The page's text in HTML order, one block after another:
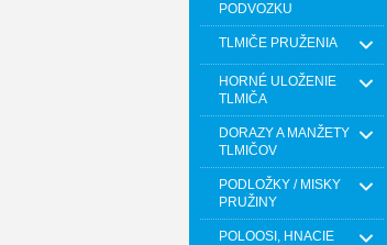
PODVOZKU
TLMIČE PRUŽENIA
HORNÉ ULOŽENIE
TLMIČA
DORAZY A MANŽETY
TLMIČOV
PODLOŽKY / MISKY
PRUŽINY
POLOOSI, HNACIE